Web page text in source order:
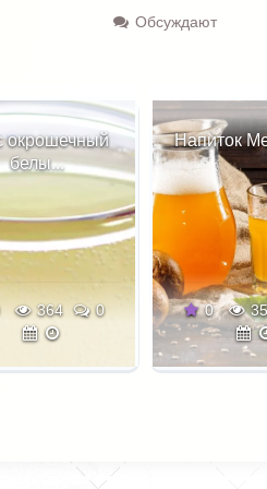
Обсуждают
Напиток Медовуха
0 353 0